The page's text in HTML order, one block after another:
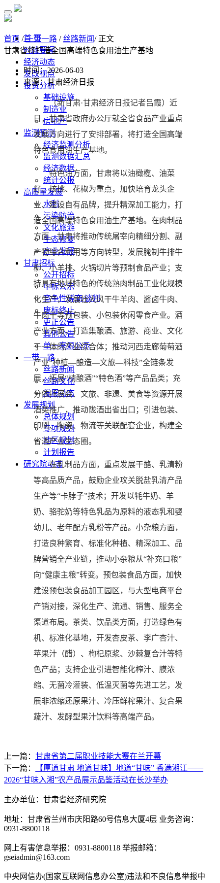
首 页
时政要闻
经济动态
发改视点
投资分析
基础设施
制造业
房地产
监测预测
经济监测分析
监测数据汇总
经济数据
统计公报
高质量发展
水利
污染防治
文化旅游
生态修复
产业发展
甘肃招标
公开招标
中标公示
竞争性磋商/谈判
废标终止
更正公告
其他公告
单一来源公示
一带一路
丝路新闻
丝路文化
发展动态
发展规划
总体规划
专项规划
地区规划
计划报告
研究院动态
首页 /一带一路 / 丝路新闻/ 正文
甘肃省将打造全国高端特色食用油生产基地
时间：2026-06-03
来源：甘肃经济日报
（新甘肃·甘肃经济日报记者吕霞）近
日，甘肃省政府办公厅就全省食品产业重点
发展方向进行了安排部署，将打造全国高端
特色食用油生产基地。
特色油方面，甘肃将以油橄榄、油菜
籽、核桃、花椒为重点，加快培育龙头企
业、建设自有品牌，提升精深加工能力，打
造全国高端特色食用油生产基地。在肉制品
方面，甘肃将推动传统屠宰向精细分割、副
产物综合利用等方向转型，发展腌制牛排牛
柳、小羊排、火锅切片等预制食品产业；支
持具有地域特色的传统熟肉制品工业化规模
化生产，发展壮大风干牛羊肉、酱卤牛肉、
牛肉干等预包装、小包装休闲零食产业。酒
产业方面，打造集酿酒、旅游、商业、文化
于一体的产业综合体；推动河西走廊葡萄酒
产业“种植—酿造—文旅—科技”全链条发
展，拓展“精酿酒”“特色酒”等产品品类；充
分依托展会、文旅、非遗、美食等资源开展
酒类推广，推动陇酒出省出口；引进包装、
印刷、陶瓷、物流等关联配套企业，构建全
省酒产业生态圈。
在乳制品方面，重点发展干酪、乳清粉
等高品质产品，鼓励企业攻关脱盐乳清产品
生产等“卡脖子”技术；开发以牦牛奶、羊
奶、骆驼奶等特色乳品为原料的液态乳和婴
幼儿、老年配方乳粉等产品。小杂粮方面，
打造良种繁育、标准化种植、精深加工、品
牌营销全产业链，推动小杂粮从“补充口粮”
向“健康主粮”转变。预包装食品方面，加快
建设预包装食品加工园区，与大型电商平台
产销对接，深化生产、流通、销售、服务全
渠道布局。茶类、饮品类方面，打造绿色有
机、标准化基地，开发杏皮茶、李广杏汁、
苹果汁（醋）、枸杞原浆、沙棘复合汁等特
色产品；支持企业引进智能化榨汁、膜浓
缩、无菌冷灌装、低温灭菌等先进工艺，发
展非浓缩还原果汁、冷压鲜榨果汁、复合果
蔬汁、发酵型果汁饮料等高端产品。
上一篇： 甘肃省第二届职业技能大赛在兰开幕
下一篇：
【厚道甘肃 地道甘味】地道“甘味” 香满湘江——
2026“甘味入湘”农产品展示品鉴活动在长沙举办
主办单位：甘肃省经济研究院
地址：甘肃省兰州市庆阳路60号信息大厦4层 业务咨询：
0931-8800118
网上有害信息举报：0931-8800118 举报邮箱：
gseiadmin@163.com
中央网信办(国家互联网信息办公室)违法和不良信息举报中